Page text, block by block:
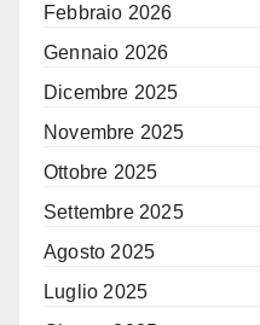
Febbraio 2026
Gennaio 2026
Dicembre 2025
Novembre 2025
Ottobre 2025
Settembre 2025
Agosto 2025
Luglio 2025